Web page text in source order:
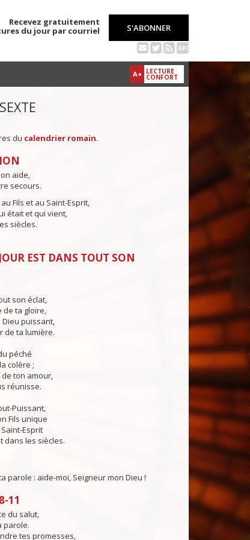
Recevez gratuitement
du jour par courriel
S'ABONNER
API
A+ LECTURE
CONFORT
du calendrier romain.
aide,
secours.
Fils et au Saint-Esprit,
était et qui vient,
siècles.
EST DANS TOUT SON
son éclat,
de ta gloire,
puissant,
de ta lumière.
péché
colère ;
ton amour,
réunisse.
Puissant,
Fils unique
Esprit
dans les siècles.
parole : aide-moi, Seigneur mon Dieu !
11
du salut,
parole.
ndre tes promesses,